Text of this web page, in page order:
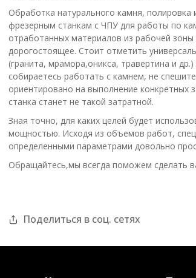
Обработка натурального камня, полировка
фрезерным станкам с ЧПУ для работы по
отработанных материалов из рабочей
дорогостоящее. Стоит отметить
(гранита, мрамора,оникса, травертина и
собираетесь работать с камнем, не
ориентировано на выполнение конкретных
станка станет не такой затратной.
Зная точно, для каких целей будет
мощностью. Исходя из объемов работ,
определенными параметрами довольно
Обращайтесь,мы всегда поможем сделать
Поделиться в соц. сетях